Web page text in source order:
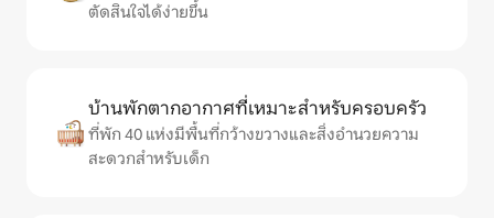
ตัดสินใจได้ง่ายขึ้น
บ้านพักตากอากาศที่เหมาะสำหรับครอบครัว
ที่พัก 40 แห่งมีพื้นที่กว้างขวางและสิ่งอำนวยความ
สะดวกสำหรับเด็ก